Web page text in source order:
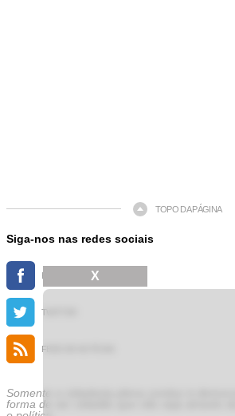
TOPO DA PÁGINA
Siga-nos nas redes sociais
FACEBOOK
TWITTER
FEED DE NOTÍCIAS
Somente a cidadania plena conduz à
forma de ser cidadão que não seja através
X